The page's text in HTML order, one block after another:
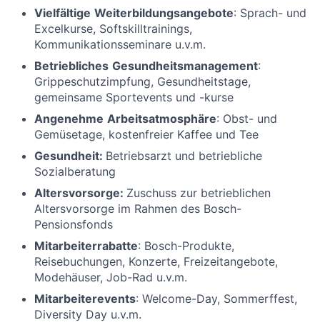
Vielfältige Weiterbildungsangebote: Sprach- und
Excelkurse, Softskilltrainings,
Kommunikationsseminare u.v.m.
Betriebliches Gesundheitsmanagement:
Grippeschutzimpfung, Gesundheitstage,
gemeinsame Sportevents und -kurse
Angenehme Arbeitsatmosphäre: Obst- und
Gemüsetage, kostenfreier Kaffee und Tee
Gesundheit: Betriebsarzt und betriebliche
Sozialberatung
Altersvorsorge: Zuschuss zur betrieblichen
Altersvorsorge im Rahmen des Bosch-
Pensionsfonds
Mitarbeiterrabatte: Bosch-Produkte,
Reisebuchungen, Konzerte, Freizeitangebote,
Modehäuser, Job-Rad u.v.m.
Mitarbeiterevents: Welcome-Day, Sommerffest,
Diversity Day u.v.m.